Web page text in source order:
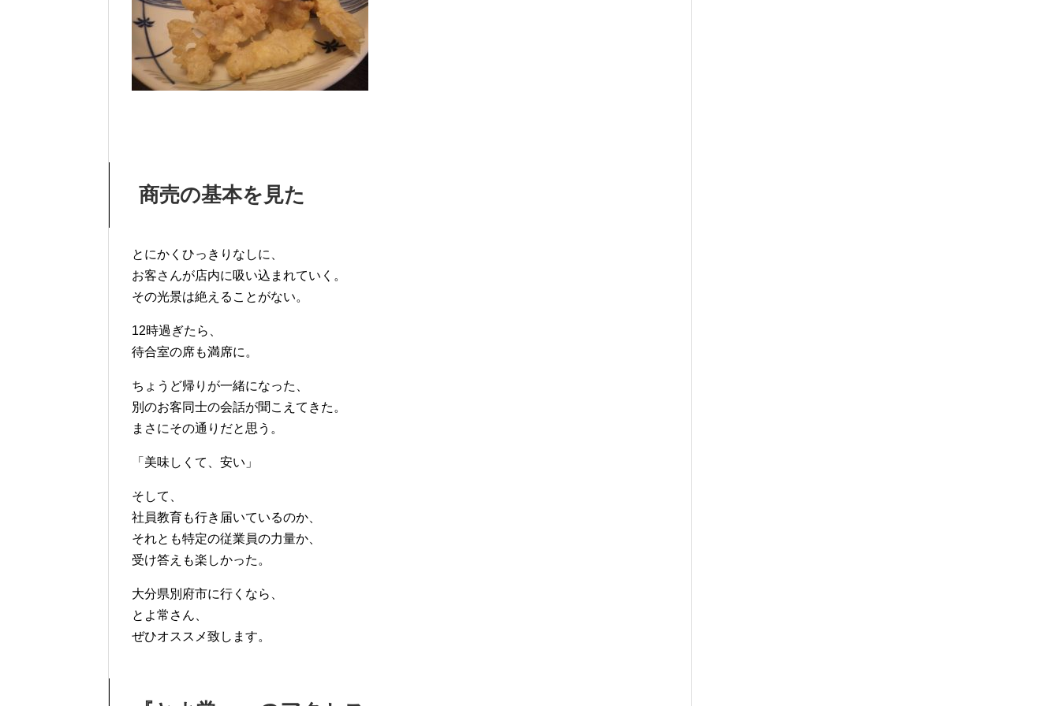
商売の基本を見た
とにかくひっきりなしに、
お客さんが店内に吸い込まれていく。
その光景は絶えることがない。
12時過ぎたら、
待合室の席も満席に。
ちょうど帰りが一緒になった、
別のお客同士の会話が聞こえてきた。
まさにその通りだと思う。
「美味しくて、安い」
そして、
社員教育も行き届いているのか、
それとも特定の従業員の力量か、
受け答えも楽しかった。
大分県別府市に行くなら、
とよ常さん、
ぜひオススメ致します。